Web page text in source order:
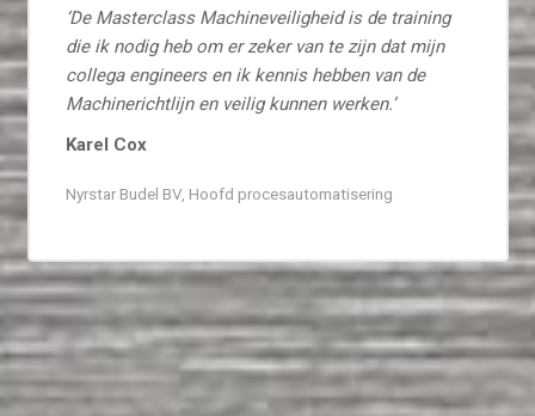
‘De Masterclass Machineveiligheid is de training
die ik nodig heb om er zeker van te zijn dat mijn
collega engineers en ik kennis hebben van de
Machinerichtlijn en veilig kunnen werken.’
Karel Cox
Nyrstar Budel BV, Hoofd procesautomatisering